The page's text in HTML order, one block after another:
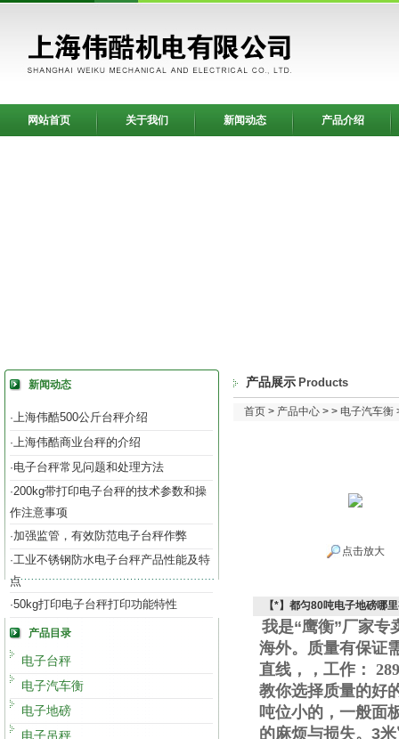
网站首页 关于我们 新闻动态 产品介绍
新闻动态
·上海伟酷500公斤台秤介绍
·上海伟酷商业台秤的介绍
·电子台秤常见问题和处理方法
·200kg带打印电子台秤的技术参数和操
作注意事项
·加强监管，有效防范电子台秤作弊
·工业不锈钢防水电子台秤产品性能及特
点
·50kg打印电子台秤打印功能特性
产品目录
电子台秤
电子汽车衡
电子地磅
电子吊秤
产品展示 Products
首页 > 产品中心 > > 电子汽车衡
点击放大
【*】都匀80吨电子地磅哪
我是“鹰衡”厂家专
海外。质量有保证
直线 ， ，工作 ：
教你选择质量的好
吨位小的，一般面
的麻烦与损失。 3